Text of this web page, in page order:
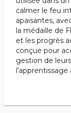
calmer le feu
apaisantes,
la médaille de
et les progrès
conçue pour
gestion de